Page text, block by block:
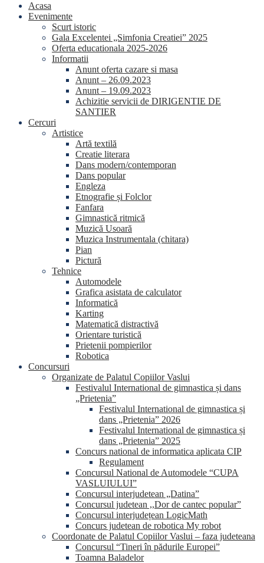
Acasa
Evenimente
Scurt istoric
Gala Excelentei „Simfonia Creatiei” 2025
Oferta educationala 2025-2026
Informatii
Anunt oferta cazare si masa
Anunt – 26.09.2023
Anunt – 19.09.2023
Achizitie servicii de DIRIGENTIE DE
SANTIER
Cercuri
Artistice
Artă textilă
Creatie literara
Dans modern/contemporan
Dans popular
Engleza
Etnografie și Folclor
Fanfara
Gimnastică ritmică
Muzică Usoară
Muzica Instrumentala (chitara)
Pian
Pictură
Tehnice
Automodele
Grafica asistata de calculator
Informatică
Karting
Matematică distractivă
Orientare turistică
Prietenii pompierilor
Robotica
Concursuri
Organizate de Palatul Copiilor Vaslui
Festivalul International de gimnastica și dans
„Prietenia”
Festivalul International de gimnastica și
dans „Prietenia” 2026
Festivalul International de gimnastica și
dans „Prietenia” 2025
Concurs national de informatica aplicata CIP
Regulament
Concursul National de Automodele “CUPA
VASLUIULUI”
Concursul interjudetean „Datina”
Concursul judetean ,,Dor de cantec popular”
Concursul interjudețean LogicMath
Concurs judetean de robotica My robot
Coordonate de Palatul Copiilor Vaslui – faza judeteana
Concursul “Tineri în pădurile Europei”
Toamna Baladelor